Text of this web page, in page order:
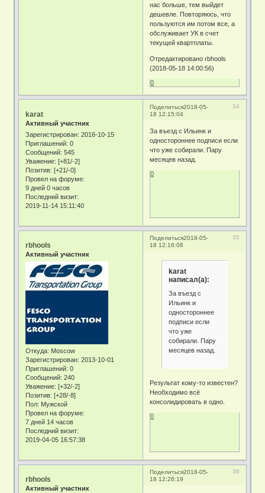
нас больше, тем выйдет
дешевле. Повторяюсь, что
пользуются им потом все, а
обслуживает УК в счет
текущей квартплаты.
Отредактировано rbhools
(2018-05-18 14:00:56)
0
Поделиться 34
2018-05-
18 12:15:04
karat
Активный участник
Зарегистрирован: 2016-10-15
Приглашений: 0
Сообщений: 545
Уважение: [+81/-2]
Позитив: [+21/-0]
Провел на форуме:
9 дней 0 часов
Последний визит:
2019-11-14 15:11:40
За въезд с Ильинк и
одностороннее подписи если
что уже собирали. Пару
месяцев назад.
0
Поделиться 35
2018-05-
18 12:16:08
rbhools
Активный участник
Откуда: Moscow
Зарегистрирован: 2013-10-01
Приглашений: 0
Сообщений: 240
Уважение: [+32/-2]
Позитив: [+28/-8]
Пол: Мужской
Провел на форуме:
7 дней 14 часов
Последний визит:
2019-04-05 16:57:38
karat
написал(а):
За въезд с
Ильинк и
одностороннее
подписи если
что уже
собирали. Пару
месяцев назад.
Результат кому-то известен?
Необходимо всё
консолидировать в одно.
0
Поделиться 36
2018-05-
18 12:26:19
rbhools
Активный участник